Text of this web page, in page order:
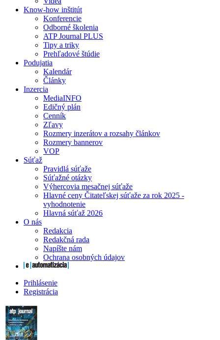
Know-how inštitút
Konferencie
Odborné školenia
ATP Journal PLUS
Tipy a triky
Prehľadové štúdie
Podujatia
Kalendár
Články
Inzercia
MediaINFO
Edičný plán
Cenník
Zľavy
Rozmery inzerátov a rozsahy článkov
Rozmery bannerov
VOP
Súťaž
Pravidlá súťaže
Súťažné otázky
Výhercovia mesačnej súťaže
Hlavné ceny Čitateľskej súťaže za rok 2025 -
vyhodnotenie
Hlavná súťaž 2026
O nás
Redakcia
Redakčná rada
Napíšte nám
Ochrana osobných údajov
Prihlásenie
Registrácia